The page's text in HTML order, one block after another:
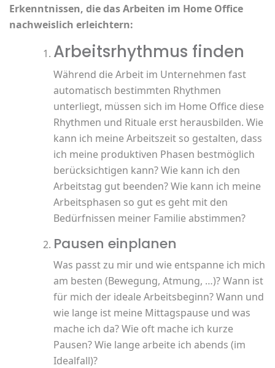
Erkenntnissen, die das Arbeiten im Home Office
nachweislich erleichtern:
Arbeitsrhythmus finden
Während die Arbeit im Unternehmen fast
automatisch bestimmten Rhythmen
unterliegt, müssen sich im Home Office diese
Rhythmen und Rituale erst herausbilden. Wie
kann ich meine Arbeitszeit so gestalten, dass
ich meine produktiven Phasen bestmöglich
berücksichtigen kann? Wie kann ich den
Arbeitstag gut beenden? Wie kann ich meine
Arbeitsphasen so gut es geht mit den
Bedürfnissen meiner Familie abstimmen?
Pausen einplanen
Was passt zu mir und wie entspanne ich mich
am besten (Bewegung, Atmung, …)? Wann ist
für mich der ideale Arbeitsbeginn? Wann und
wie lange ist meine Mittagspause und was
mache ich da? Wie oft mache ich kurze
Pausen? Wie lange arbeite ich abends (im
Idealfall)?